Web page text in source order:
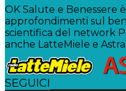
OK Salute e Benessere
approfondimenti sul
scientifica del network
anche LatteMiele e Astra
SEGUICI